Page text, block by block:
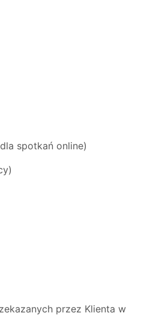
spotkań online)
przez Klienta w